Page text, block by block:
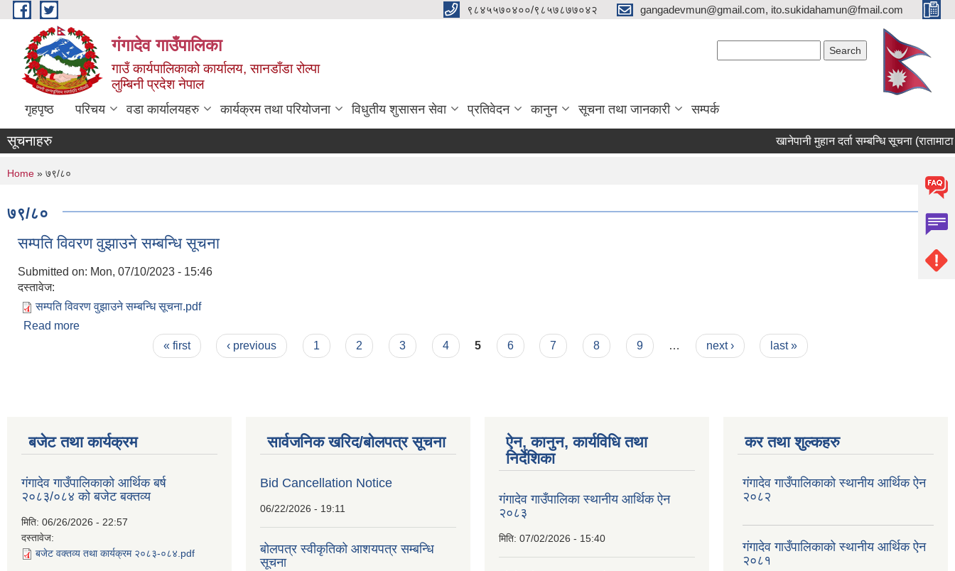
Skip to main content ९८४५५७०४००/९८५७८७७०४२ gangadevmun@gmail.com, ito.sukidahamun@fmail.com
गंगादेव गाउँपालिका
गाउँ कार्यपालिकाको कार्यालय, सानडाँडा रोल्पा
लुम्बिनी प्रदेश नेपाल
गृहपृष्ठ परिचय वडा कार्यालयहरु कार्यक्रम तथा परियोजना विधुतीय शुसासन सेवा प्रतिवेदन कानुन सूचना तथा जानकारी सम्पर्क
सूचनाहरु खानेपानी मुहान दर्ता सम्बन्धि सूचना (रातामाटा
You are here
Home » ७९/८०
७९/८०
सम्पति विवरण वुझाउने सम्बन्धि सूचना
Submitted on: Mon, 07/10/2023 - 15:46
दस्तावेज:
सम्पति विवरण वुझाउने सम्बन्धि सूचना.pdf
Read more
« first ‹ previous 1 2 3 4 5 6 7 8 9 … next › last »
बजेट तथा कार्यक्रम
गंगादेव गाउँपालिकाको आर्थिक बर्ष
२०८३/०८४ को बजेट बक्तव्य
मिति: 06/26/2026 - 22:57
दस्तावेज:
बजेट वक्तव्य तथा कार्यक्रम २०८३-०८४.pdf
सार्वजनिक खरिद/बोलपत्र सूचना
Bid Cancellation Notice
06/22/2026 - 19:11
बोलपत्र स्वीकृतिको आशयपत्र सम्बन्धि
सूचना
ऐन, कानुन, कार्यविधि तथा
निर्देशिका
गंगादेव गाउँपालिका स्थानीय आर्थिक ऐन
२०८३
मिति: 07/02/2026 - 15:40
कर तथा शुल्कहरु
गंगादेव गाउँपालिकाको स्थानीय आर्थिक ऐन
२०८२
गंगादेव गाउँपालिकाको स्थानीय आर्थिक ऐन
२०८१